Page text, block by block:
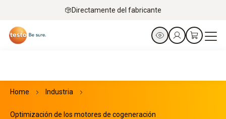
Directamente del fabricante
Home Industria
Optimización de los motores de cogeneración